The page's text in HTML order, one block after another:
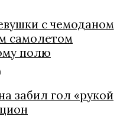
с чемоданом
самолетом
полю
забил гол «рукой